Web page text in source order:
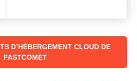
D’HÉBERGEMENT CLOUD DE
FASTCOMET